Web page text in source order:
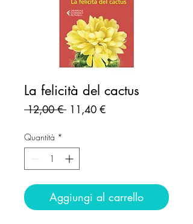
La felicità del cactus
12,00 € Prezzo
11,40 €Prezzo
Quantità *
Aggiungi al carrello